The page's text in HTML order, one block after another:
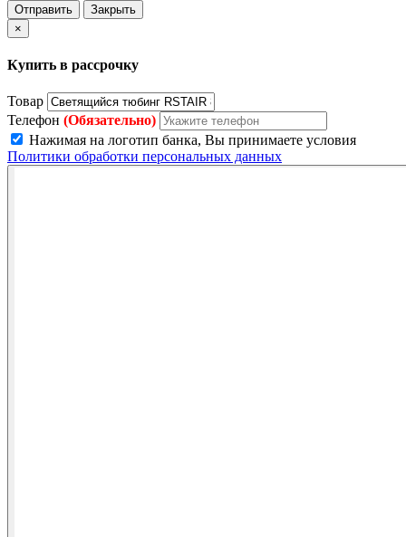
Отправить
Закрыть
×
Купить в рассрочку
Товар
Телефон (Обязательно)
Нажимая на логотип банка, Вы принимаете условия
Политики обработки персональных данных